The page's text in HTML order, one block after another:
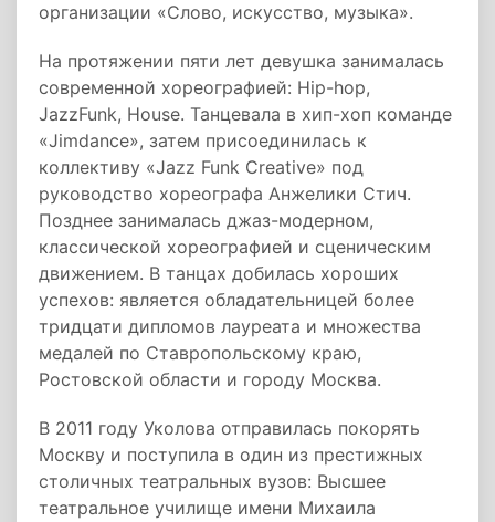
организации «Слово, искусство, музыка».
На протяжении пяти лет девушка занималась
современной хореографией: Hip-hop,
JazzFunk, House. Танцевала в хип-хоп команде
«Jimdance», затем присоединилась к
коллективу «Jazz Funk Creative» под
руководство хореографа Анжелики Стич.
Позднее занималась джаз-модерном,
классической хореографией и сценическим
движением. В танцах добилась хороших
успехов: является обладательницей более
тридцати дипломов лауреата и множества
медалей по Ставропольскому краю,
Ростовской области и городу Москва.
В 2011 году Уколова отправилась покорять
Москву и поступила в один из престижных
столичных театральных вузов: Высшее
театральное училище имени Михаила